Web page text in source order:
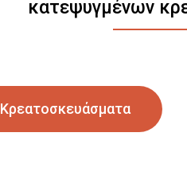
κατεψυγμένων
Κρεατοσκευάσματα